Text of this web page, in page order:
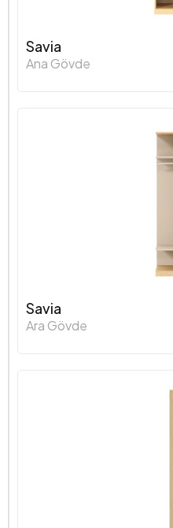
Savia
Ana Gövde
Savia
Ara Gövde